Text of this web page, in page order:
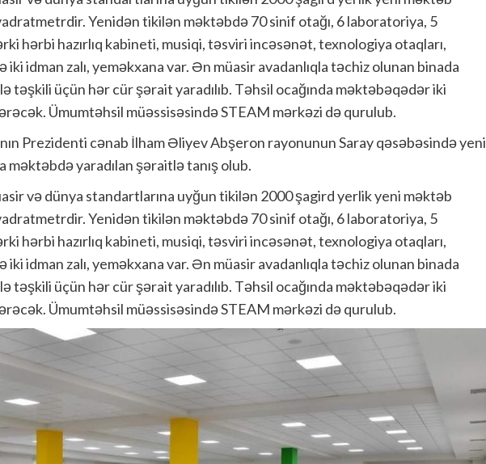
Yenidən tikilən məktəbdə 70 sinif otağı, 6 laboratoriya, 5
hərbi hazırlıq kabineti, musiqi, təsviri incəsənət, texnologiya otaqları,
idman zalı, yeməkxana var. Ən müasir avadanlıqla təchiz olunan binada
təşkili üçün hər cür şərait yaradılıb. Təhsil ocağında məktəbəqədər iki
Ümumtəhsil müəssisəsində STEAM mərkəzi də qurulub.
Prezidenti cənab İlham Əliyev Abşeron rayonunun Saray qəsəbəsində yeni
məktəbdə yaradılan şəraitlə tanış olub.
və dünya standartlarına uyğun tikilən 2000 şagird yerlik yeni məktəb
Yenidən tikilən məktəbdə 70 sinif otağı, 6 laboratoriya, 5
hərbi hazırlıq kabineti, musiqi, təsviri incəsənət, texnologiya otaqları,
idman zalı, yeməkxana var. Ən müasir avadanlıqla təchiz olunan binada
təşkili üçün hər cür şərait yaradılıb. Təhsil ocağında məktəbəqədər iki
Ümumtəhsil müəssisəsində STEAM mərkəzi də qurulub.